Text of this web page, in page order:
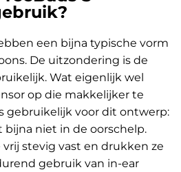
een bijna typische vorm
De uitzondering is de
Wat eigenlijk wel
op die makkelijker te
gebruikelijk voor dit ontwerp:
niet in de oorschelp.
stevig vast en drukken ze
gebruik van in-ear